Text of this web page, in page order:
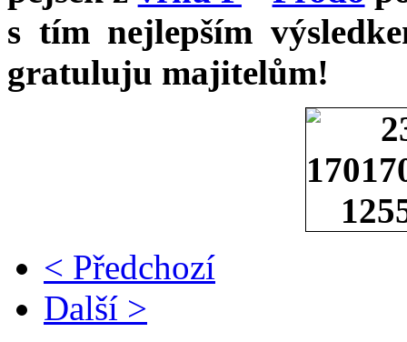
s tím nejlepším
gratuluju majitelům!
< Předchozí
Další >